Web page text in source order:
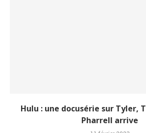
Hulu : une docusérie sur Tyler,
Pharrell arrive